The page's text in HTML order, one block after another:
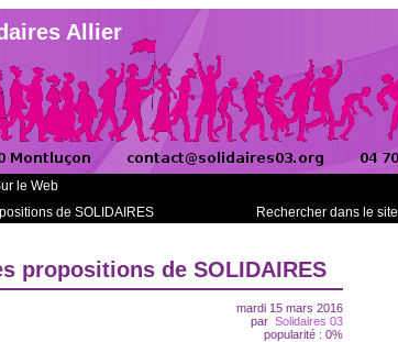
Allier
le Web
Rechercher dans le site
de SOLIDAIRES
propositions de SOLIDAIRES
mardi 15 mars 2016
par Solidaires 03
popularité : 0%